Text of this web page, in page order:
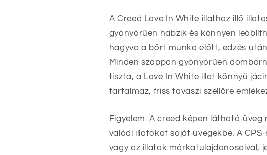
A Creed Love In White illathoz illő
gyönyörűen habzik és könnyen
hagyva a bőrt munka előtt, edzés
Minden szappan gyönyörűen
tiszta, a Love In White illat könnyű
tartalmaz, friss tavaszi szellőre
Figyelem: A creed képen látható
valódi illatokat saját üvegekbe. A
vagy az illatok márkatulajdonosaival,